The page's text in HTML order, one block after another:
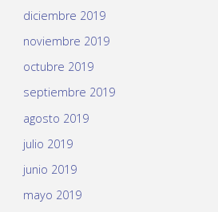
diciembre 2019
noviembre 2019
octubre 2019
septiembre 2019
agosto 2019
julio 2019
junio 2019
mayo 2019